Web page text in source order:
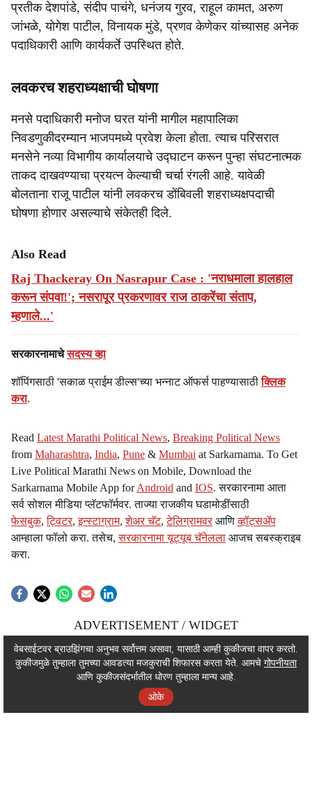
प्रतीक देशपांडे, संदीप पाचंगे, धनंजय गुरव, राहूल कामत, अरुण
जांभळे, योगेश पाटील, विनायक मुंडे, प्रणव केणेकर यांच्यासह अनेक
पदाधिकारी आणि कार्यकर्ते उपस्थित होते.
लवकरच शहराध्यक्षाची घोषणा
मनसे पदाधिकारी मनोज घरत यांनी मागील महापालिका
निवडणुकीदरम्यान भाजपमध्ये प्रवेश केला होता. त्याच परिसरात
मनसेने नव्या विभागीय कार्यालयाचे उद्घाटन करून पुन्हा संघटनात्मक
ताकद दाखवण्याचा प्रयत्न केल्याची चर्चा रंगली आहे. यावेळी
बोलताना राजू पाटील यांनी लवकरच डोंबिवली शहराध्यक्षपदाची
घोषणा होणार असल्याचे संकेतही दिले.
Also Read
Raj Thackeray On Nasrapur Case : 'नराधमाला हालहाल
करून संपवा!'; नसरापूर प्रकरणावर राज ठाकरेंचा संताप,
म्हणाले...'
सरकारनामाचेसदस्य व्हा
शॉपिंगसाठी 'सकाळ प्राईम डील्स'च्या भन्नाट ऑफर्स पाहण्यासाठीक्लिक
करा.
Read Latest Marathi Political News, Breaking Political News
from Maharashtra, India, Pune & Mumbai at Sarkarnama. To Get
Live Political Marathi News on Mobile, Download the
Sarkarnama Mobile App forAndroid and IOS. सरकारनामा आता
सर्व सोशल मीडिया प्लॅटफॉर्मवर. ताज्या राजकीय घडामोडींसाठी
फेसबुक,ट्विटर,इन्स्टाग्राम,शेअर चॅट,टेलिग्रामवर आणिव्हॉट्सॲप
आम्हाला फॉलो करा. तसेच,सरकारनामा यूट्यूब चॅनेलला आजच सबस्क्राइब
करा.
ADVERTISEMENT / WIDGET
ADVERTISEMENT / WIDGET
ADVERTISEMENT / WIDGET
वेबसाईटवर ब्राउझिंगचा अनुभव सर्वोत्तम असावा, यासाठी आम्ही कुकीजचा वापर करतो.
कुकीजमुळे तुम्हाला तुमच्या आवडत्या मजकुराची शिफारस करता येते. आमचे गोपनीयता
आणि कुकीजसंदर्भातील धोरण तुम्हाला मान्य आहे.
ओके